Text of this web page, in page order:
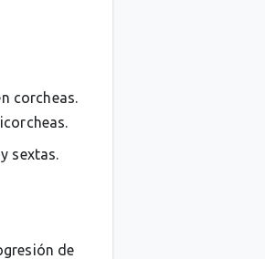
corcheas.
sextas.
de